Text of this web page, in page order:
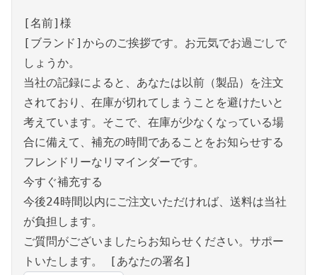
[名前]様
[ブランド]からのご挨拶です。お元気でお過ごしで
しょうか。
当社の記録によると、あなたは以前（製品）を注文
されており、在庫が切れてしまうことを避けたいと
考えています。そこで、在庫が少なくなっている場
合に備えて、補充の時間であることをお知らせする
フレンドリーなリマインダーです。
今すぐ補充する
今後24時間以内にご注文いただければ、送料は当社
が負担します。
ご質問がございましたらお知らせください。サポー
トいたします。 [あなたの署名]